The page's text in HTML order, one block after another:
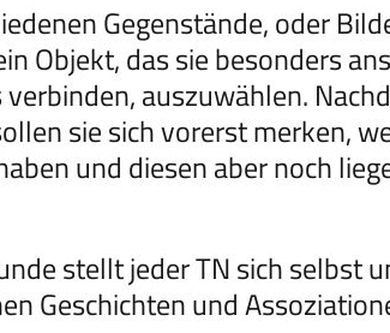
Gegenstände, oder
Objekt, das sie besonders
auszuwählen.
sie sich vorerst merken,
und diesen aber noch
stellt jeder TN sich selbst
Geschichten und